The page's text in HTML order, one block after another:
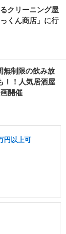
クリーニング屋
くん商店」に行
無制限の飲み放
！！人気居酒屋
開催
円以上可